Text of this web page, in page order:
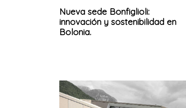
Nueva sede Bonfiglioli:
innovación y sostenibilidad en
Bolonia.